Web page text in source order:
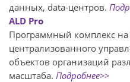
данных, data-центров.
ALD Pro
Программный комплекс на
централизованного
объектов организаций
масштаба. Подробнее>>